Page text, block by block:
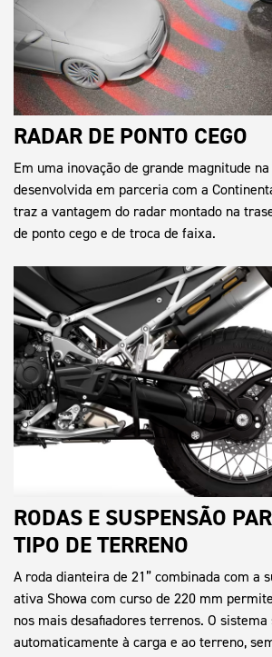
RADAR DE PONTO CEGO
Em uma inovação de grande magnitude
desenvolvida em parceria com a
traz a vantagem do radar montado na
de ponto cego e de troca de faixa.
RODAS E SUSPENSÃO
TIPO DE TERRENO
A roda dianteira de 21” combinada com a
ativa Showa com curso de 220 mm
nos mais desafiadores terrenos. O sistema
automaticamente à carga e ao terreno,